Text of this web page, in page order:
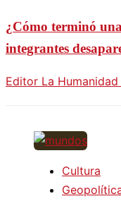
¿Cómo terminó
integrantes
Editor La Humanidad
Cultura